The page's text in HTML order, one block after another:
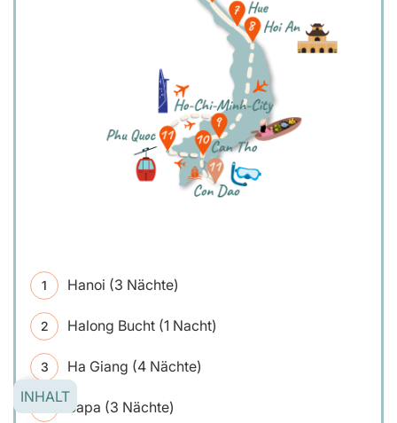
Hanoi (3 Nächte)
Halong Bucht (1 Nacht)
Ha Giang (4 Nächte)
Sapa (3 Nächte)
INHALT